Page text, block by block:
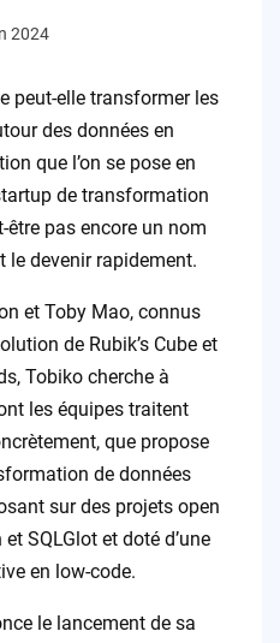
2024
peut-elle transformer les
des données en
que l’on se pose en
de transformation
être pas encore un nom
devenir rapidement.
et Toby Mao, connus
de Rubik’s Cube et
Tobiko cherche à
les équipes traitent
que propose
de données
sur des projets open
SQLGlot et doté d’une
en low-code.
le lancement de sa